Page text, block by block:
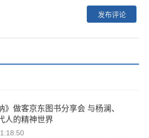
砚秋》新书发布 为传统戏曲文化
活力
》做客京东图书分享会 与杨澜、
人的精神世界